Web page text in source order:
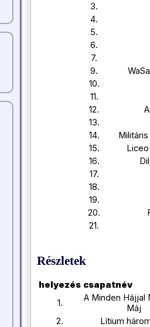
3.
4.
5.
6.
7.
9.
10.
11.
12.
13.
14.
15.
16.
17.
18.
19.
20.
21.
Részletek
helyezés csapatnév
1.
A Minden Hájjal
Máj
2.
Lítium